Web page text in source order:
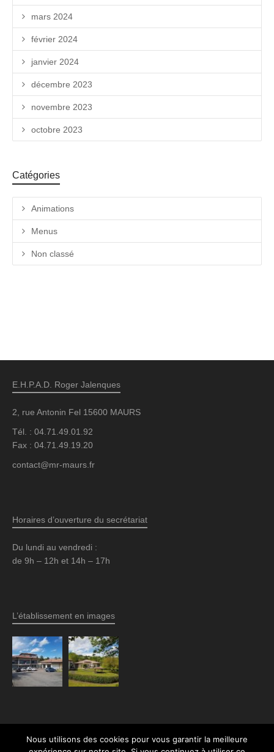
mars 2024
février 2024
janvier 2024
décembre 2023
novembre 2023
octobre 2023
Catégories
Animations
Menus
Non classé
E.H.P.A.D. Roger Jalenques
2, rue Antonin Fel 15600 MAURS
Tél. : 04.71.49.01.92
Fax : 04.71.49.19.20
contact@mr-maurs.fr
Horaires d’ouverture du secrétariat
Du lundi au vendredi :
de 9h – 12h et 14h – 17h
L’établissement en images
Nous utilisons des cookies pour vous garantir la meilleure